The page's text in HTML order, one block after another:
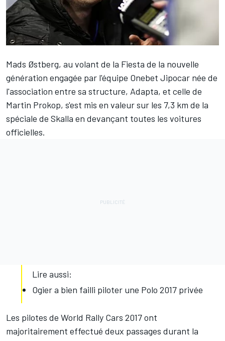
Mads Østberg, au volant de la Fiesta de la nouvelle
génération engagée par l'équipe Onebet Jipocar née de
l'association entre sa structure, Adapta, et celle de
Martin Prokop, s'est mis en valeur sur les 7,3 km de la
spéciale de Skalla en devançant toutes les voitures
officielles.
Lire aussi:
Ogier a bien failli piloter une Polo 2017 privée
Les pilotes de World Rally Cars 2017 ont
majoritairement effectué deux passages durant la